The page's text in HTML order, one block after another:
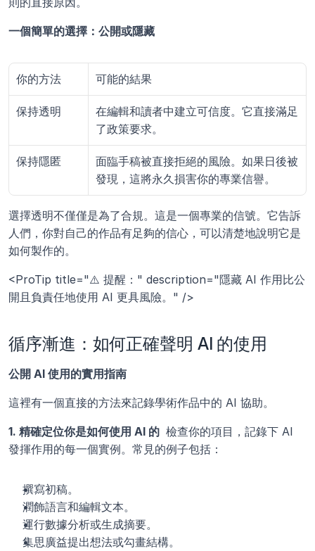
一個簡單的選擇：公開或隱藏
你的方法 可能的結果
保持透明
在編輯和讀者中建立可信度。它直接滿足
了政策要求。
保持隱匿
面臨手稿被直接拒絕的風險。如果日後被
發現，這將永久損害你的專業信譽。
選擇透明不僅僅是為了合規。這是一個專業的信號。它告訴
人們，你對自己的作品有足夠的信心，可以清楚地說明它是
如何製作的。
<ProTip title="⚠️ 提醒：" description="隱藏 AI 作用比公
開且負責任地使用 AI 更具風險。" />
循序漸進：如何正確聲明 AI 的使用
公開 AI 使用的實用指南
這裡有一個直接的方法來記錄學術作品中的 AI 協助。
1. 精確定位你是如何使用 AI 的 檢查你的項目，記錄下 AI
發揮作用的每一個實例。常見的例子包括：
撰寫初稿。
潤飾語言和編輯文本。
運行數據分析或生成摘要。
集思廣益提出想法或勾畫結構。